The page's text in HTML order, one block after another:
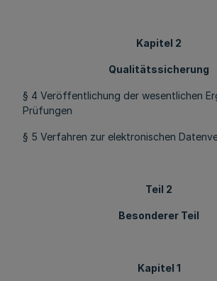
Kapitel 2
Qualitätssicherung
§ 4 Veröffentlichung der wesentlichen
Prüfungen
§ 5 Verfahren zur elektronischen
Teil 2
Besonderer Teil
Kapitel 1